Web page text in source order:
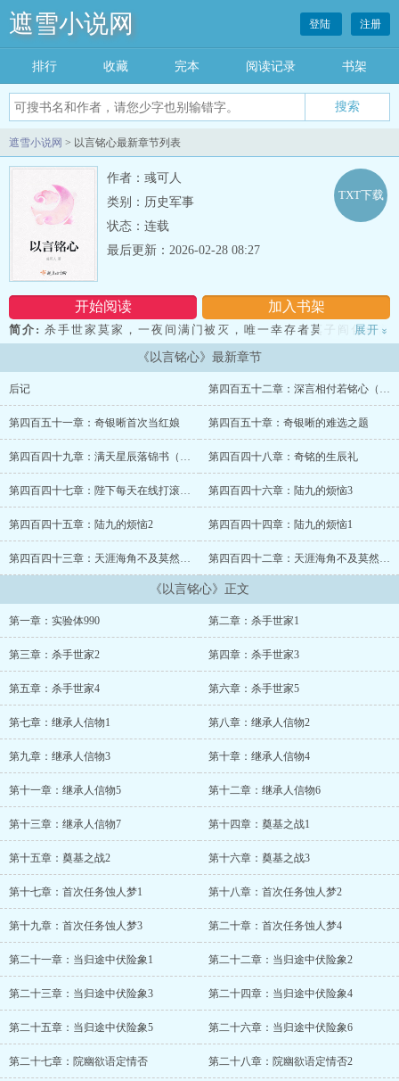
遮雪小说网 登陆 注册
排行 收藏 完本 阅读记录 书架
遮雪小说网 > 以言铭心最新章节列表
作者：彧可人
类别：历史军事
状态：连载
开始阅读 加入书架
TXT下载
最后更新：2026-02-28 08:27
简介: 杀手世家莫家，一夜间满门被灭，唯一幸存者莫子阎化名言
漠，开启追查灭门真凶的旅程。 十年后遇到当朝二皇子奇铭求婚，
在2人的你追我赶中，一路破获各种奇案，收集当年莫家案的线
索。 “什么？要我一个山寨寨主当王妃？那二皇子脑子没问题
别？！！！！”...
展开 »
《以言铭心》最新章节
后记 第四百五十二章：深言相付若铭心（完结）
第四百五十一章：奇银晰首次当红娘 第四百五十章：奇银晰的难选之题
第四百四十九章：满天星辰落锦书（谨乐篇终） 第四百四十八章：奇铭的生辰礼
第四百四十七章：陛下每天在线打滚撒娇（兴兰篇） 第四百四十六章：陆九的烦恼3
第四百四十五章：陆九的烦恼2 第四百四十四章：陆九的烦恼1
第四百四十三章：天涯海角不及莫然一居3 第四百四十二章：天涯海角不及莫然一居2
《以言铭心》正文
第一章：实验体990 第二章：杀手世家1
第三章：杀手世家2 第四章：杀手世家3
第五章：杀手世家4 第六章：杀手世家5
第七章：继承人信物1 第八章：继承人信物2
第九章：继承人信物3 第十章：继承人信物4
第十一章：继承人信物5 第十二章：继承人信物6
第十三章：继承人信物7 第十四章：奠基之战1
第十五章：奠基之战2 第十六章：奠基之战3
第十七章：首次任务蚀人梦1 第十八章：首次任务蚀人梦2
第十九章：首次任务蚀人梦3 第二十章：首次任务蚀人梦4
第二十一章：当归途中伏险象1 第二十二章：当归途中伏险象2
第二十三章：当归途中伏险象3 第二十四章：当归途中伏险象4
第二十五章：当归途中伏险象5 第二十六章：当归途中伏险象6
第二十七章：院幽欲语定情否 第二十八章：院幽欲语定情否2